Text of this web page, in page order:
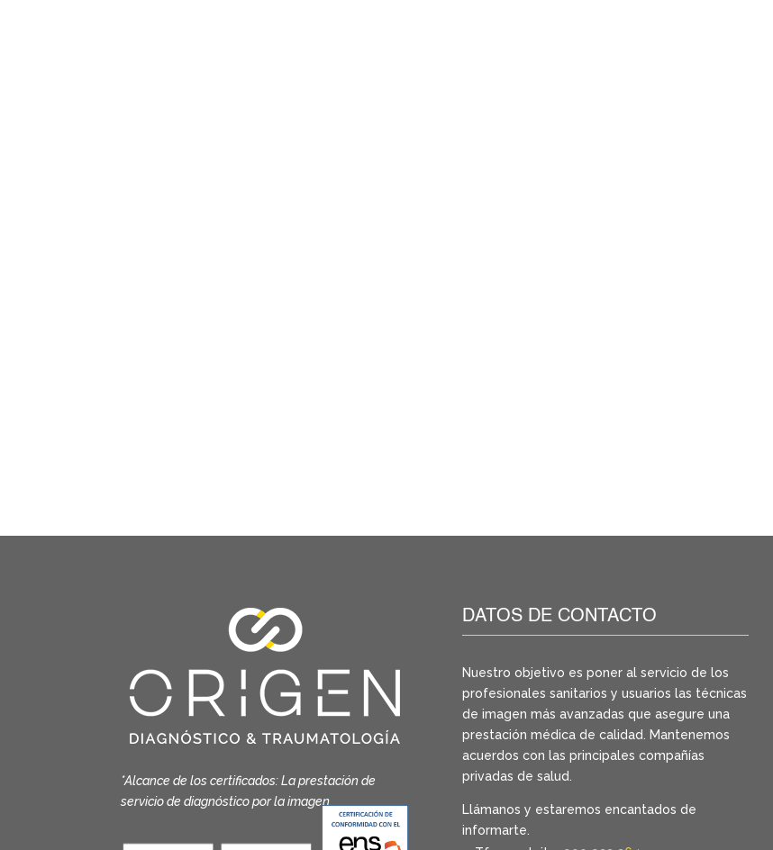
*Alcance de los certificados: La prestación de
servicio de diagnóstico por la imagen
DATOS DE CONTACTO
Nuestro objetivo es poner al servicio de los
profesionales sanitarios y usuarios las técnicas
de imagen más avanzadas que asegure una
prestación médica de calidad. Mantenemos
acuerdos con las principales compañías
privadas de salud.
Llámanos y estaremos encantados de
informarte.